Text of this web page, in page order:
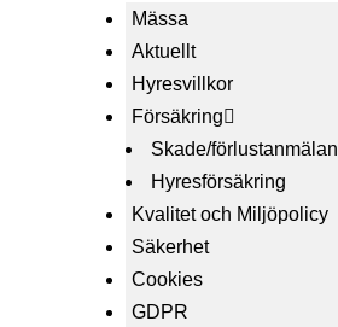
Mässa
Aktuellt
Hyresvillkor
Försäkring
Skade/förlustanmälan
Hyresförsäkring
Kvalitet och Miljöpolicy
Säkerhet
Cookies
GDPR